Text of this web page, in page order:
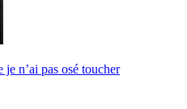
n’ai pas osé toucher